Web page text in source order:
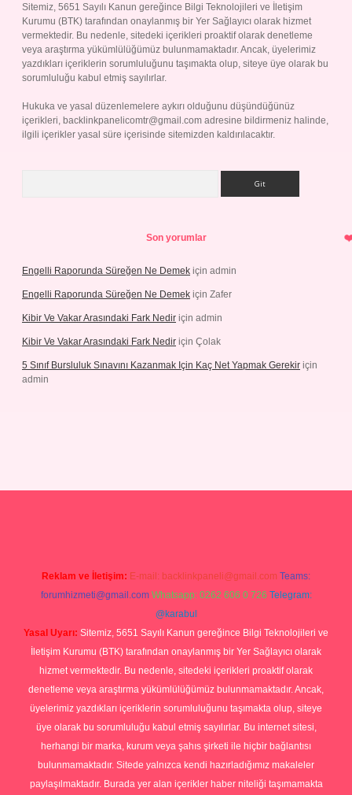
Sitemiz, 5651 Sayılı Kanun gereğince Bilgi Teknolojileri ve İletişim
Kurumu (BTK) tarafından onaylanmış bir Yer Sağlayıcı olarak hizmet
vermektedir. Bu nedenle, sitedeki içerikleri proaktif olarak denetleme
veya araştırma yükümlülüğümüz bulunmamaktadır. Ancak, üyelerimiz
yazdıkları içeriklerin sorumluluğunu taşımakta olup, siteye üye olarak bu
sorumluluğu kabul etmiş sayılırlar.
Hukuka ve yasal düzenlemelere aykırı olduğunu düşündüğünüz
içerikleri, backlinkpanelicomtr@gmail.com adresine bildirmeniz halinde,
ilgili içerikler yasal süre içerisinde sitemizden kaldırılacaktır.
Son yorumlar
Engelli Raporunda Süreğen Ne Demek için admin
Engelli Raporunda Süreğen Ne Demek için Zafer
Kibir Ve Vakar Arasındaki Fark Nedir için admin
Kibir Ve Vakar Arasındaki Fark Nedir için Çolak
5 Sınıf Bursluluk Sınavını Kazanmak Için Kaç Net Yapmak Gerekir için
admin
Reklam ve İletişim: E-mail: backlinkpaneli@gmail.com Teams:
forumhizmeti@gmail.com Whatsapp: 0262 606 0 726 Telegram:
@karabul
Yasal Uyarı: Sitemiz, 5651 Sayılı Kanun gereğince Bilgi Teknolojileri ve
İletişim Kurumu (BTK) tarafından onaylanmış bir Yer Sağlayıcı olarak
hizmet vermektedir. Bu nedenle, sitedeki içerikleri proaktif olarak
denetleme veya araştırma yükümlülüğümüz bulunmamaktadır. Ancak,
üyelerimiz yazdıkları içeriklerin sorumluluğunu taşımakta olup, siteye
üye olarak bu sorumluluğu kabul etmiş sayılırlar. Bu internet sitesi,
herhangi bir marka, kurum veya şahıs şirketi ile hiçbir bağlantısı
bulunmamaktadır. Sitede yalnızca kendi hazırladığımız makaleler
paylaşılmaktadır. Burada yer alan içerikler haber niteliği taşımamakta